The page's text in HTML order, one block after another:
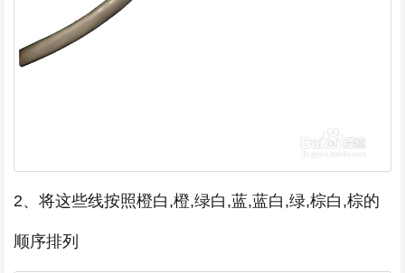
2、将这些线按照橙白,橙,绿白,蓝,蓝白,绿,棕白,棕的
顺序排列